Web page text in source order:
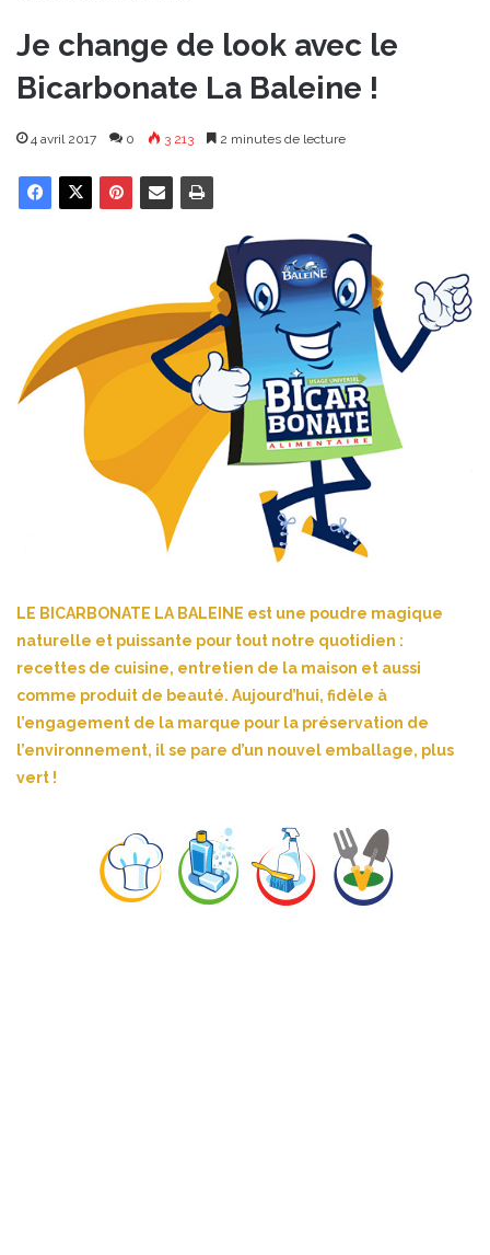
Je change de look avec le
Bicarbonate La Baleine !
4 avril 2017 0 3 213 2 minutes de lecture
LE BICARBONATE LA BALEINE est une poudre magique
naturelle et puissante pour tout notre quotidien :
recettes de cuisine, entretien de la maison et aussi
comme produit de beauté. Aujourd’hui, fidèle à
l’engagement de la marque pour la préservation de
l’environnement, il se pare d’un nouvel emballage, plus
vert !